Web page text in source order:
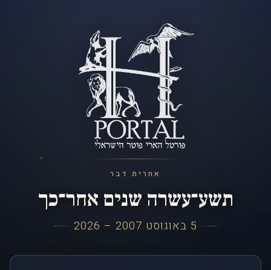
אחרית דבר
תשע־עשרה שנים אחר־כך
5 באוגוסט 2007 – 2026